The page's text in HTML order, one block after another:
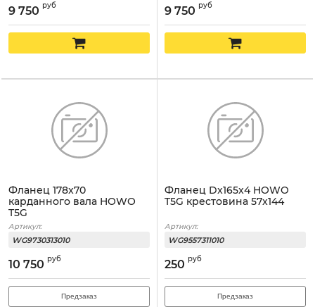
9 750 руб 9 750 руб
Фланец 178x70
карданного вала HOWO
T5G
Артикул:
WG9730313010
10 750 руб
Предзаказ
Фланец Dx165x4 HOWO
T5G крестовина 57x144
Артикул:
WG9557311010
250 руб
Предзаказ